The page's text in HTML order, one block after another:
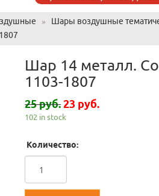
» Шары воздушные
Шар 14 металл.
1103-1807
25 руб. 23 руб.
102 in stock
Количество: